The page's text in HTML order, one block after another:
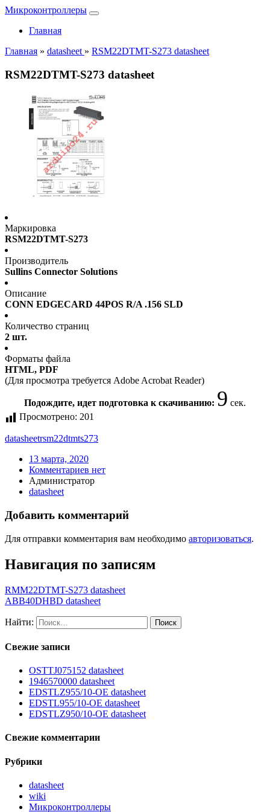
Микроконтроллеры
Главная
Главная » datasheet » RSM22DTMT-S273 datasheet
RSM22DTMT-S273 datasheet
Маркировка
RSM22DTMT-S273
Производитель
Sullins Connector Solutions
Описание
CONN EDGECARD 44POS R/A .156 SLD
Количество страниц
2 шт.
Форматы файла
HTML, PDF
(Для просмотра требуется Adobe Acrobat Reader)
Подождите, идет подготовка к скачиванию: 9 сек.
Просмотрено: 201
datasheetrsm22dtmts273
13 марта, 2020
Комментариев нет
Администратор
datasheet
Добавить комментарий
Для отправки комментария вам необходимо авторизоваться.
Навигация по записям
RMM22DTMT-S273 datasheet
ABB40DHBD datasheet
Найти:
Свежие записи
OSTTJ075152 datasheet
1946570000 datasheet
EDSTLZ955/10-OE datasheet
EDSTL955/10-OE datasheet
EDSTLZ950/10-OE datasheet
Свежие комментарии
Рубрики
datasheet
wiki
Микроконтроллеры